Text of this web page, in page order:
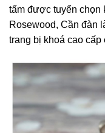
tấm được tuyển chọn
Rosewood, Cần đàn
trang bị khoá cao